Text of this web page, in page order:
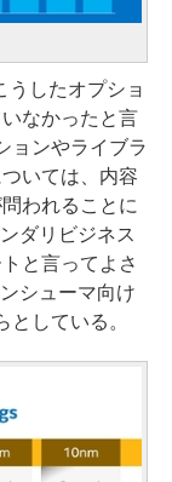
したオプショ
なかったと言
ョンやライブラ
いては、内容
われることに
ダリビジネス
と言ってよさ
シューマ向け
している。